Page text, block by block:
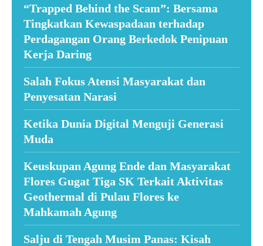
“Trapped Behind the Scam”: Bersama
Tingkatkan Kewaspadaan terhadap
Perdagangan Orang Berkedok Penipuan
Kerja Daring
Salah Fokus Atensi Masyarakat dan
Penyesatan Narasi
Ketika Dunia Digital Menguji Generasi
Muda
Keuskupan Agung Ende dan Masyarakat
Flores Gugat Tiga SK Terkait Aktivitas
Geothermal di Pulau Flores ke
Mahkamah Agung
Salju di Tengah Musim Panas: Kisah